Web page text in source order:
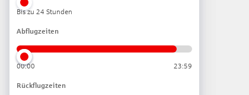
Bis zu 24 Stunden
Abflugzeiten
00:00 23:59
Rückflugzeiten